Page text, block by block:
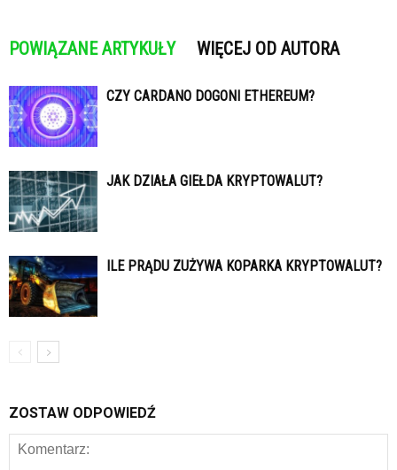
POWIĄZANE ARTYKUŁY WIĘCEJ OD AUTORA
CZY CARDANO DOGONI ETHEREUM?
JAK DZIAŁA GIEŁDA KRYPTOWALUT?
ILE PRĄDU ZUŻYWA KOPARKA KRYPTOWALUT?
ZOSTAW ODPOWIEDŹ